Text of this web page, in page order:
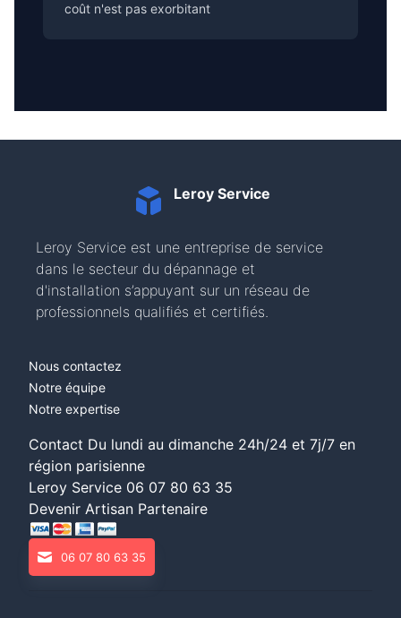
coût n'est pas exorbitant
Leroy Service
Leroy Service est une entreprise de service
dans le secteur du dépannage et
d'installation s’appuyant sur un réseau de
professionnels qualifiés et certifiés.
Nous contactez
Notre équipe
Notre expertise
Contact Du lundi au dimanche 24h/24 et 7j/7 en
région parisienne
Leroy Service 06 07 80 63 35
Devenir Artisan Partenaire
06 07 80 63 35